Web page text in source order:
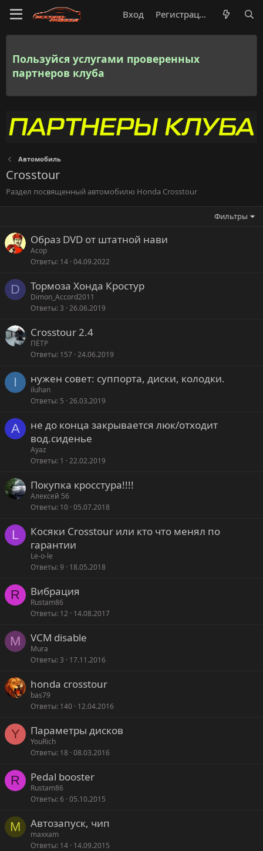
Вход Регистрация
Пользуйся услугами проверенных
партнеров клуба
Автомобиль
Crosstour
Раздел посвященный автомобилю Honda Crosstour
Фильтры
Образ DVD от штатной нави
Acop
Ответы 14 04.09.2022
D Тормоза Хонда Кростур
Dimon_Accord2011
Ответы 3 26.06.2019
Crosstour 2.4
ПЁТР
Ответы 157 24.06.2019
I нужен совет: суппорта, диски, колодки.
iluhan
Ответы 5 26.03.2019
A
не до конца закрывается люк/отходит
вод.сиденье
Ayaz
Ответы 1 22.02.2019
Покупка кросстура!!!!
Алексей 56
Ответы 10 05.07.2018
L
Косяки Crosstour или кто что менял по
гарантии
Le-o-le
Ответы 9 18.05.2018
R Вибрация
Rustam86
Ответы 12 14.08.2017
M VCM disable
Mura
Ответы 3 17.11.2016
honda crosstour
bas79
Ответы 140 12.04.2016
Y Параметры дисков
YouRich
Ответы 18 08.03.2016
R Pedal booster
Rustam86
Ответы 6 05.10.2015
M Автозапуск, чип
maxxam
Ответы 14 14.09.2015